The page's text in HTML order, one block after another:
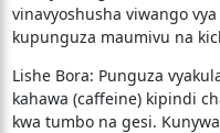
vinavyoshusha viwango
kupunguza maumivu na
​Lishe Bora: Punguza
kahawa (caffeine) kipindi
kwa tumbo na gesi.